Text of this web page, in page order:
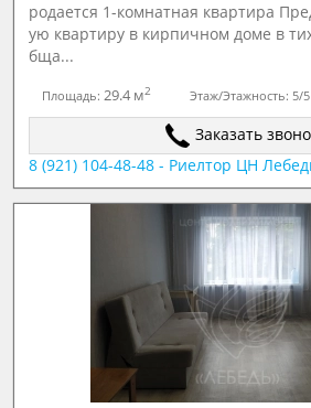
родается 1-комнатная квартира
ую квартиру в кирпичном доме в
бща...
Площадь: 29.4 м2 Этаж/Этажность: 5/5
Заказать
8 (921) 104-48-48 - Риелтор ЦН